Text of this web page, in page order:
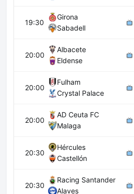
19:30
Girona
Sabadell
20:00
Albacete
Eldense
20:00
Fulham
Crystal Palace
20:00
AD Ceuta FC
Malaga
20:30
Hércules
Castellón
20:30
Racing Santander
Alaves